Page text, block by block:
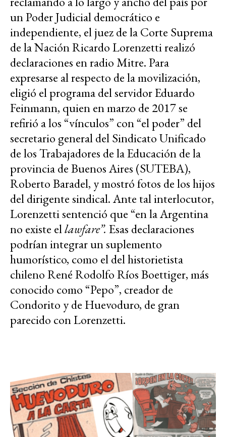
un Poder Judicial democrático e
independiente, el juez de la Corte Suprema
de la Nación Ricardo Lorenzetti realizó
declaraciones en radio Mitre. Para
expresarse al respecto de la movilización,
eligió el programa del servidor Eduardo
Feinmann, quien en marzo de 2017 se
refirió a los “vínculos” con “el poder” del
secretario general del Sindicato Unificado
de los Trabajadores de la Educación de la
provincia de Buenos Aires (SUTEBA),
Roberto Baradel, y mostró fotos de los hijos
del dirigente sindical. Ante tal interlocutor,
Lorenzetti sentenció que “en la Argentina
no existe ellawfare”. Esas declaraciones
podrían integrar un suplemento
humorístico, como el del historietista
chileno René Rodolfo Ríos Boettiger, más
conocido como “Pepo”, creador de
Condorito y de Huevoduro, de gran
parecido con Lorenzetti.